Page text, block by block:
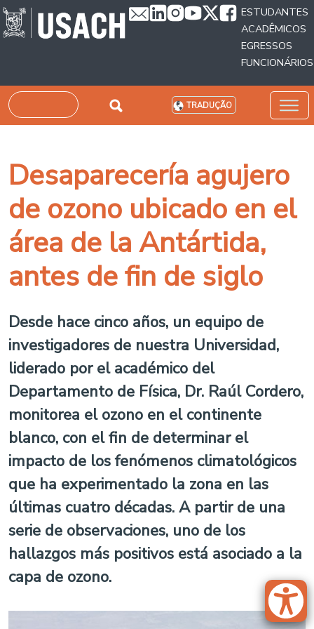
Passar para o conteúdo principal
ESTUDANTES
ACADÊMICOS
EGRESSOS
FUNCIONÁRIOS
Pesquisar TRADUÇÃO
Desaparecería agujero
de ozono ubicado en el
área de la Antártida,
antes de fin de siglo
Desde hace cinco años, un equipo de
investigadores de nuestra Universidad,
liderado por el académico del
Departamento de Física, Dr. Raúl Cordero,
monitorea el ozono en el continente
blanco, con el fin de determinar el
impacto de los fenómenos climatológicos
que ha experimentado la zona en las
últimas cuatro décadas. A partir de una
serie de observaciones, uno de los
hallazgos más positivos está asociado a la
capa de ozono.